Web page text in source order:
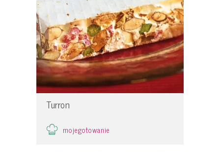
Turron
mojegotowanie